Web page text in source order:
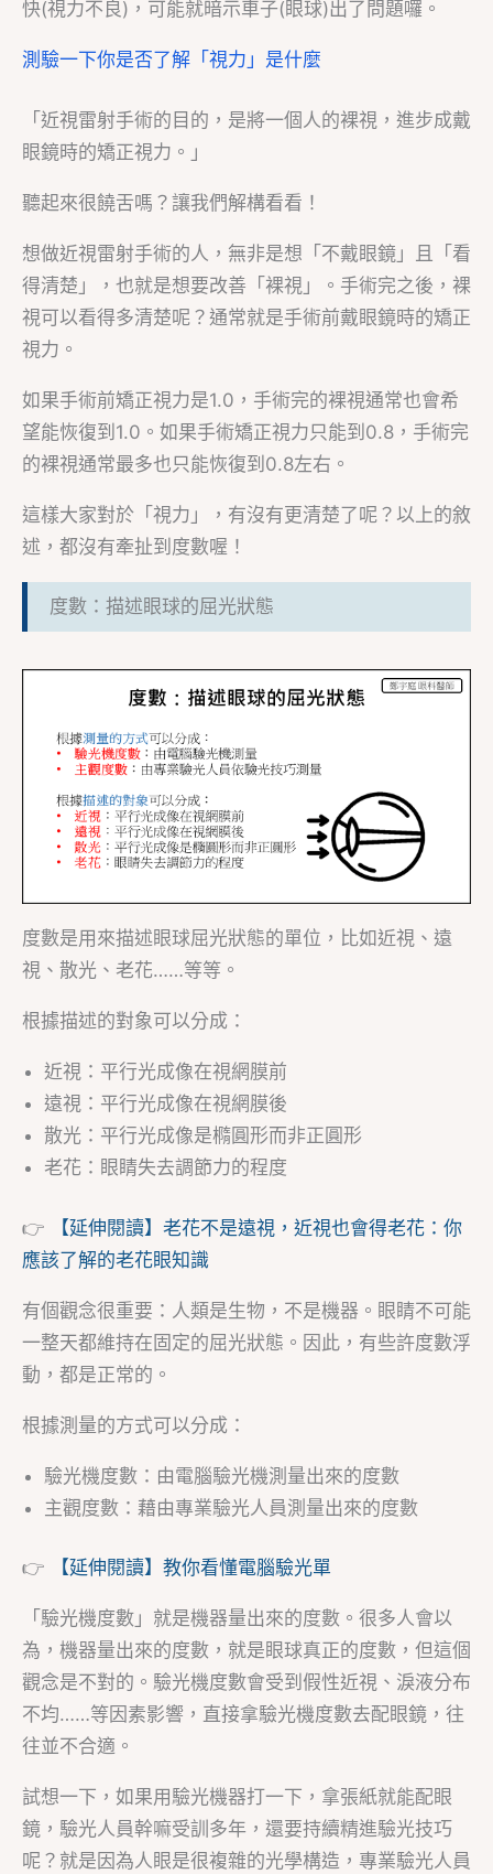
快(視力不良)，可能就暗示車子(眼球)出了問題囉。
測驗一下你是否了解「視力」是什麼
「近視雷射手術的目的，是將一個人的裸視，進步成戴
眼鏡時的矯正視力。」
聽起來很饒舌嗎？讓我們解構看看！
想做近視雷射手術的人，無非是想「不戴眼鏡」且「看
得清楚」，也就是想要改善「裸視」。手術完之後，裸
視可以看得多清楚呢？通常就是手術前戴眼鏡時的矯正
視力。
如果手術前矯正視力是1.0，手術完的裸視通常也會希
望能恢復到1.0。如果手術矯正視力只能到0.8，手術完
的裸視通常最多也只能恢復到0.8左右。
這樣大家對於「視力」，有沒有更清楚了呢？以上的敘
述，都沒有牽扯到度數喔！
度數：描述眼球的屈光狀態
度數是用來描述眼球屈光狀態的單位，比如近視、遠
視、散光、老花……等等。
根據描述的對象可以分成：
近視：平行光成像在視網膜前
遠視：平行光成像在視網膜後
散光：平行光成像是橢圓形而非正圓形
老花：眼睛失去調節力的程度
👉
【延伸閱讀】老花不是遠視，近視也會得老花：你
應該了解的老花眼知識
有個觀念很重要：人類是生物，不是機器。眼睛不可能
一整天都維持在固定的屈光狀態。因此，有些許度數浮
動，都是正常的。
根據測量的方式可以分成：
驗光機度數：由電腦驗光機測量出來的度數
主觀度數：藉由專業驗光人員測量出來的度數
👉 【延伸閱讀】教你看懂電腦驗光單
「驗光機度數」就是機器量出來的度數。很多人會以
為，機器量出來的度數，就是眼球真正的度數，但這個
觀念是不對的。驗光機度數會受到假性近視、淚液分布
不均……等因素影響，直接拿驗光機度數去配眼鏡，往
往並不合適。
試想一下，如果用驗光機器打一下，拿張紙就能配眼
鏡，驗光人員幹嘛受訓多年，還要持續精進驗光技巧
呢？就是因為人眼是很複雜的光學構造，專業驗光人員